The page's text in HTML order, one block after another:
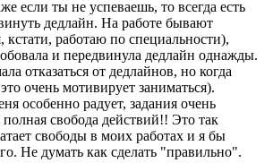
если ты не успеваешь, то всегда есть
дедлайн. На работе бывают
кстати, работаю по специальности),
и передвинула дедлайн однажды.
отказаться от дедлайнов, но когда
очень мотивирует заниматься).
особенно радует, задания очень
свобода действий!! Это так
свободы в моих работах и я бы
Не думать как сделать "правильно".